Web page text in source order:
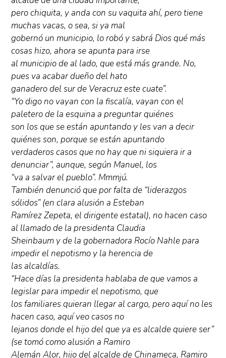
pero chiquita, y anda con su vaquita ahí, pero tiene
muchas vacas, o sea, si ya mal
gobernó un municipio, lo robó y sabrá Dios qué más
cosas hizo, ahora se apunta para irse
al municipio de al lado, que está más grande. No,
pues va acabar dueño del hato
ganadero del sur de Veracruz este cuate”.
“Yo digo no vayan con la fiscalía, vayan con el
paletero de la esquina a preguntar quiénes
son los que se están apuntando y les van a decir
quiénes son, porque se están apuntando
verdaderos casos que no hay que ni siquiera ir a
denunciar”, aunque, según Manuel, los
“va a salvar el pueblo”. Mmmjú.
También denunció que por falta de “liderazgos
sólidos” (en clara alusión a Esteban
Ramírez Zepeta, el dirigente estatal), no hacen caso
al llamado de la presidenta Claudia
Sheinbaum y de la gobernadora Rocío Nahle para
impedir el nepotismo y la herencia de
las alcaldías.
“Hace días la presidenta hablaba de que vamos a
legislar para impedir el nepotismo, que
los familiares quieran llegar al cargo, pero aquí no les
hacen caso, aquí veo casos no
lejanos donde el hijo del que ya es alcalde quiere ser”
(se tomó como alusión a Ramiro
Alemán Alor, hijo del alcalde de Chinameca, Ramiro